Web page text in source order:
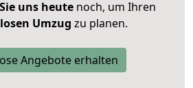
uns heutenoch, um Ihren
Umzug zu planen.
Angebote erhalten